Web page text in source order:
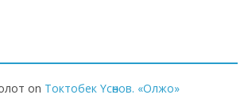
on Токтобек Үсөнов. «Олжо»